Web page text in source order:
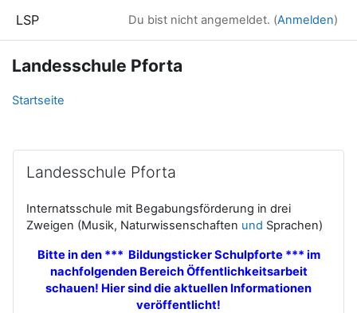
LSP Du bist nicht angemeldet. (Anmelden)
Landesschule Pforta
Startseite
Landesschule Pforta
Internatsschule mit Begabungsförderung in drei
Zweigen (Musik, Naturwissenschaften und Sprachen)
Bitte in den *** Bildungsticker Schulpforte *** im
nachfolgenden Bereich Öffentlichkeitsarbeit
schauen! Hier sind die aktuellen Informationen
veröffentlicht!